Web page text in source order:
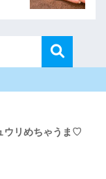
ウリめちゃうま♡